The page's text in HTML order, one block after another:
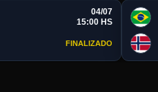
04/07
15:00 HS
FINALIZADO